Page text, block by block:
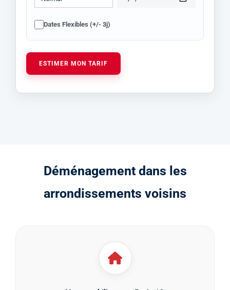
Dates Flexibles (+/- 3j)
ESTIMER MON TARIF
Déménagement dans es
arrondissements voisins